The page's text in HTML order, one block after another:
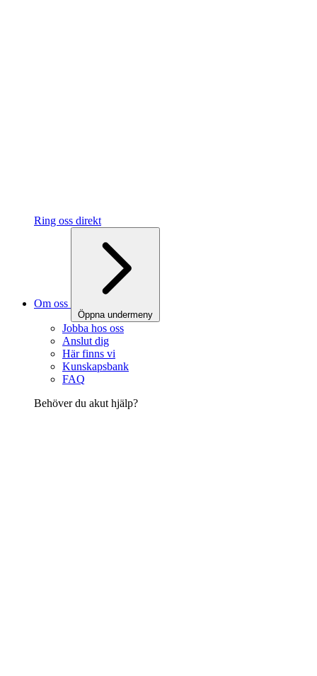
Ring oss direkt
Om oss
Öppna undermeny
Jobba hos oss
Anslut dig
Här finns vi
Kunskapsbank
FAQ
Behöver du akut hjälp?